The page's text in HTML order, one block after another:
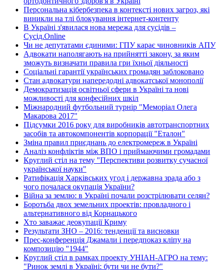
Персональна кібербезпека в контексті нових загроз, які
виникли на тлі блокування інтернет-контенту
В Україні з'явилася нова мережа для сусідів –
Сусід.Online
Чи не депутатами єдиними: ГПУ карає чиновників АПУ
Адвокати наполягають на прийнятті закону, за яким
зможуть визначати правила гри їхньої діяльності
Соціальні гарантії українських громадян заблоковано
Стан адвокатури напередодні адвокатської монополії
Демократизація освітньої сфери в Україні та нові
можливості для конфесійних шкіл
Міжнародний футбольний турнір "Меморіал Олега
Макарова 2017"
Підсумки 2016 року для виробників автотранспортних
засобів та автокомпонентів корпорації "Еталон"
Зміна правил приєднань до електромереж в Україні
Аналіз конфліктів між ВПО і приймаючими громадами
Круглий стіл на тему "Перспективи розвитку сучасної
української науки"
Ратифікація Харківських угод і державна зрада або з
чого почалася окупація України?
Війна за землю: в Україні почали розстрілювати селян?
Боротьба двох земельних проектів: провладного і
альтернативного від Корнацького
Хто заважає деокупації Криму
Результати ЗНО – 2016: тенденції та висновки
Прес-конференція Джамали і передпоказ кліпу на
композицію "1944"
Круглий стіл в рамках проекту УНІАН-АГРО на тему:
"Ринок землі в Україні: бути чи не бути?"